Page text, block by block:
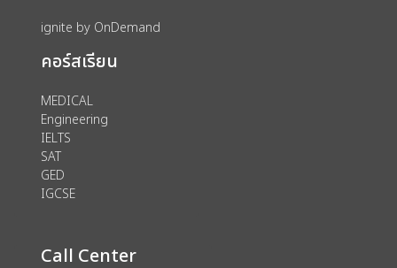
ignite by OnDemand
คอร์สเรียน
MEDICAL
Engineering
IELTS
SAT
GED
IGCSE
Call Center